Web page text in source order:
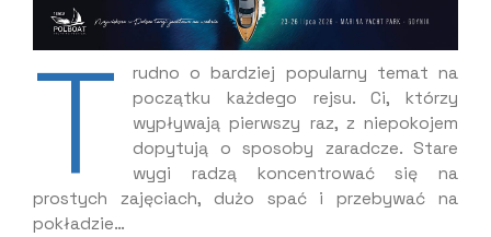
T
rudno o bardziej popularny temat na
początku każdego rejsu. Ci, którzy
wypływają pierwszy raz, z niepokojem
dopytują o sposoby zaradcze. Stare
wygi radzą koncentrować się na
prostych zajęciach, dużo spać i przebywać na
pokładzie…